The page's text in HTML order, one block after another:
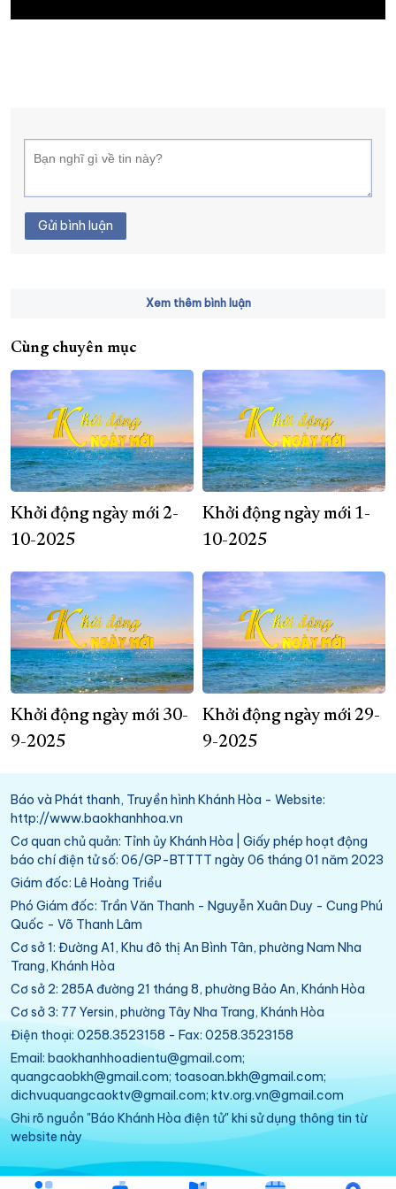
Gửi bình luận
Xem thêm bình luận
Cùng chuyên mục
Khởi động ngày mới 2-
10-2025
Khởi động ngày mới 1-
10-2025
Khởi động ngày mới 30-
9-2025
Khởi động ngày mới 29-
9-2025
Báo và Phát thanh, Truyền hình Khánh Hòa - Website:
http://www.baokhanhhoa.vn
Cơ quan chủ quản: Tỉnh ủy Khánh Hòa | Giấy phép hoạt động
báo chí điện tử số: 06/GP-BTTTT ngày 06 tháng 01 năm 2023
Giám đốc: Lê Hoàng Triều
Phó Giám đốc: Trần Văn Thanh - Nguyễn Xuân Duy - Cung Phú
Quốc - Võ Thanh Lâm
Cơ sở 1: Đường A1, Khu đô thị An Bình Tân, phường Nam Nha
Trang, Khánh Hòa
Cơ sở 2: 285A đường 21 tháng 8, phường Bảo An, Khánh Hòa
Cơ sở 3: 77 Yersin, phường Tây Nha Trang, Khánh Hòa
Điện thoại: 0258.3523158 - Fax: 0258.3523158
Email: baokhanhhoadientu@gmail.com;
quangcaobkh@gmail.com; toasoan.bkh@gmail.com;
dichvuquangcaoktv@gmail.com; ktv.org.vn@gmail.com
Ghi rõ nguồn "Báo Khánh Hòa điện tử" khi sử dụng thông tin từ
website này